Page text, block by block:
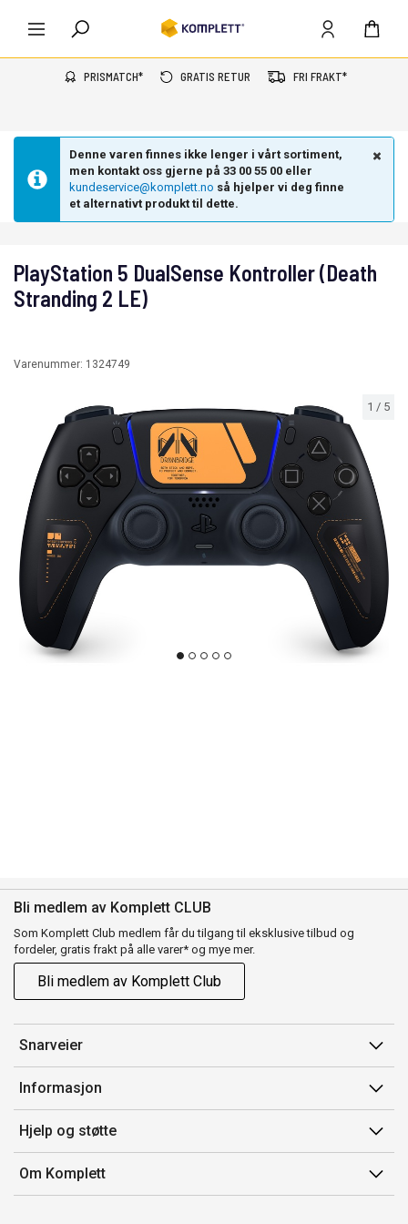
PRISMATCH* GRATIS RETUR FRI FRAKT*
Denne varen finnes ikke lenger i vårt sortiment,
men kontakt oss gjerne på 33 00 55 00 eller
kundeservice@komplett.no så hjelper vi deg finne
et alternativt produkt til dette.
1 / 5
PlayStation 5 DualSense Kontroller (Death
Stranding 2 LE)
Varenummer: 1324749
Bli medlem av Komplett CLUB
Som Komplett Club medlem får du tilgang til eksklusive tilbud og
fordeler, gratis frakt på alle varer* og mye mer.
Bli medlem av Komplett Club
Snarveier
Min side
Ordreoversikt
Flex
Komplett Club
Informasjon
Salgsbetingelser
Medlemsvilkår for Komplett Club
Merker/produsent
Hjelp og støtte
Kontakt oss
Kundeservice
Om Komplett